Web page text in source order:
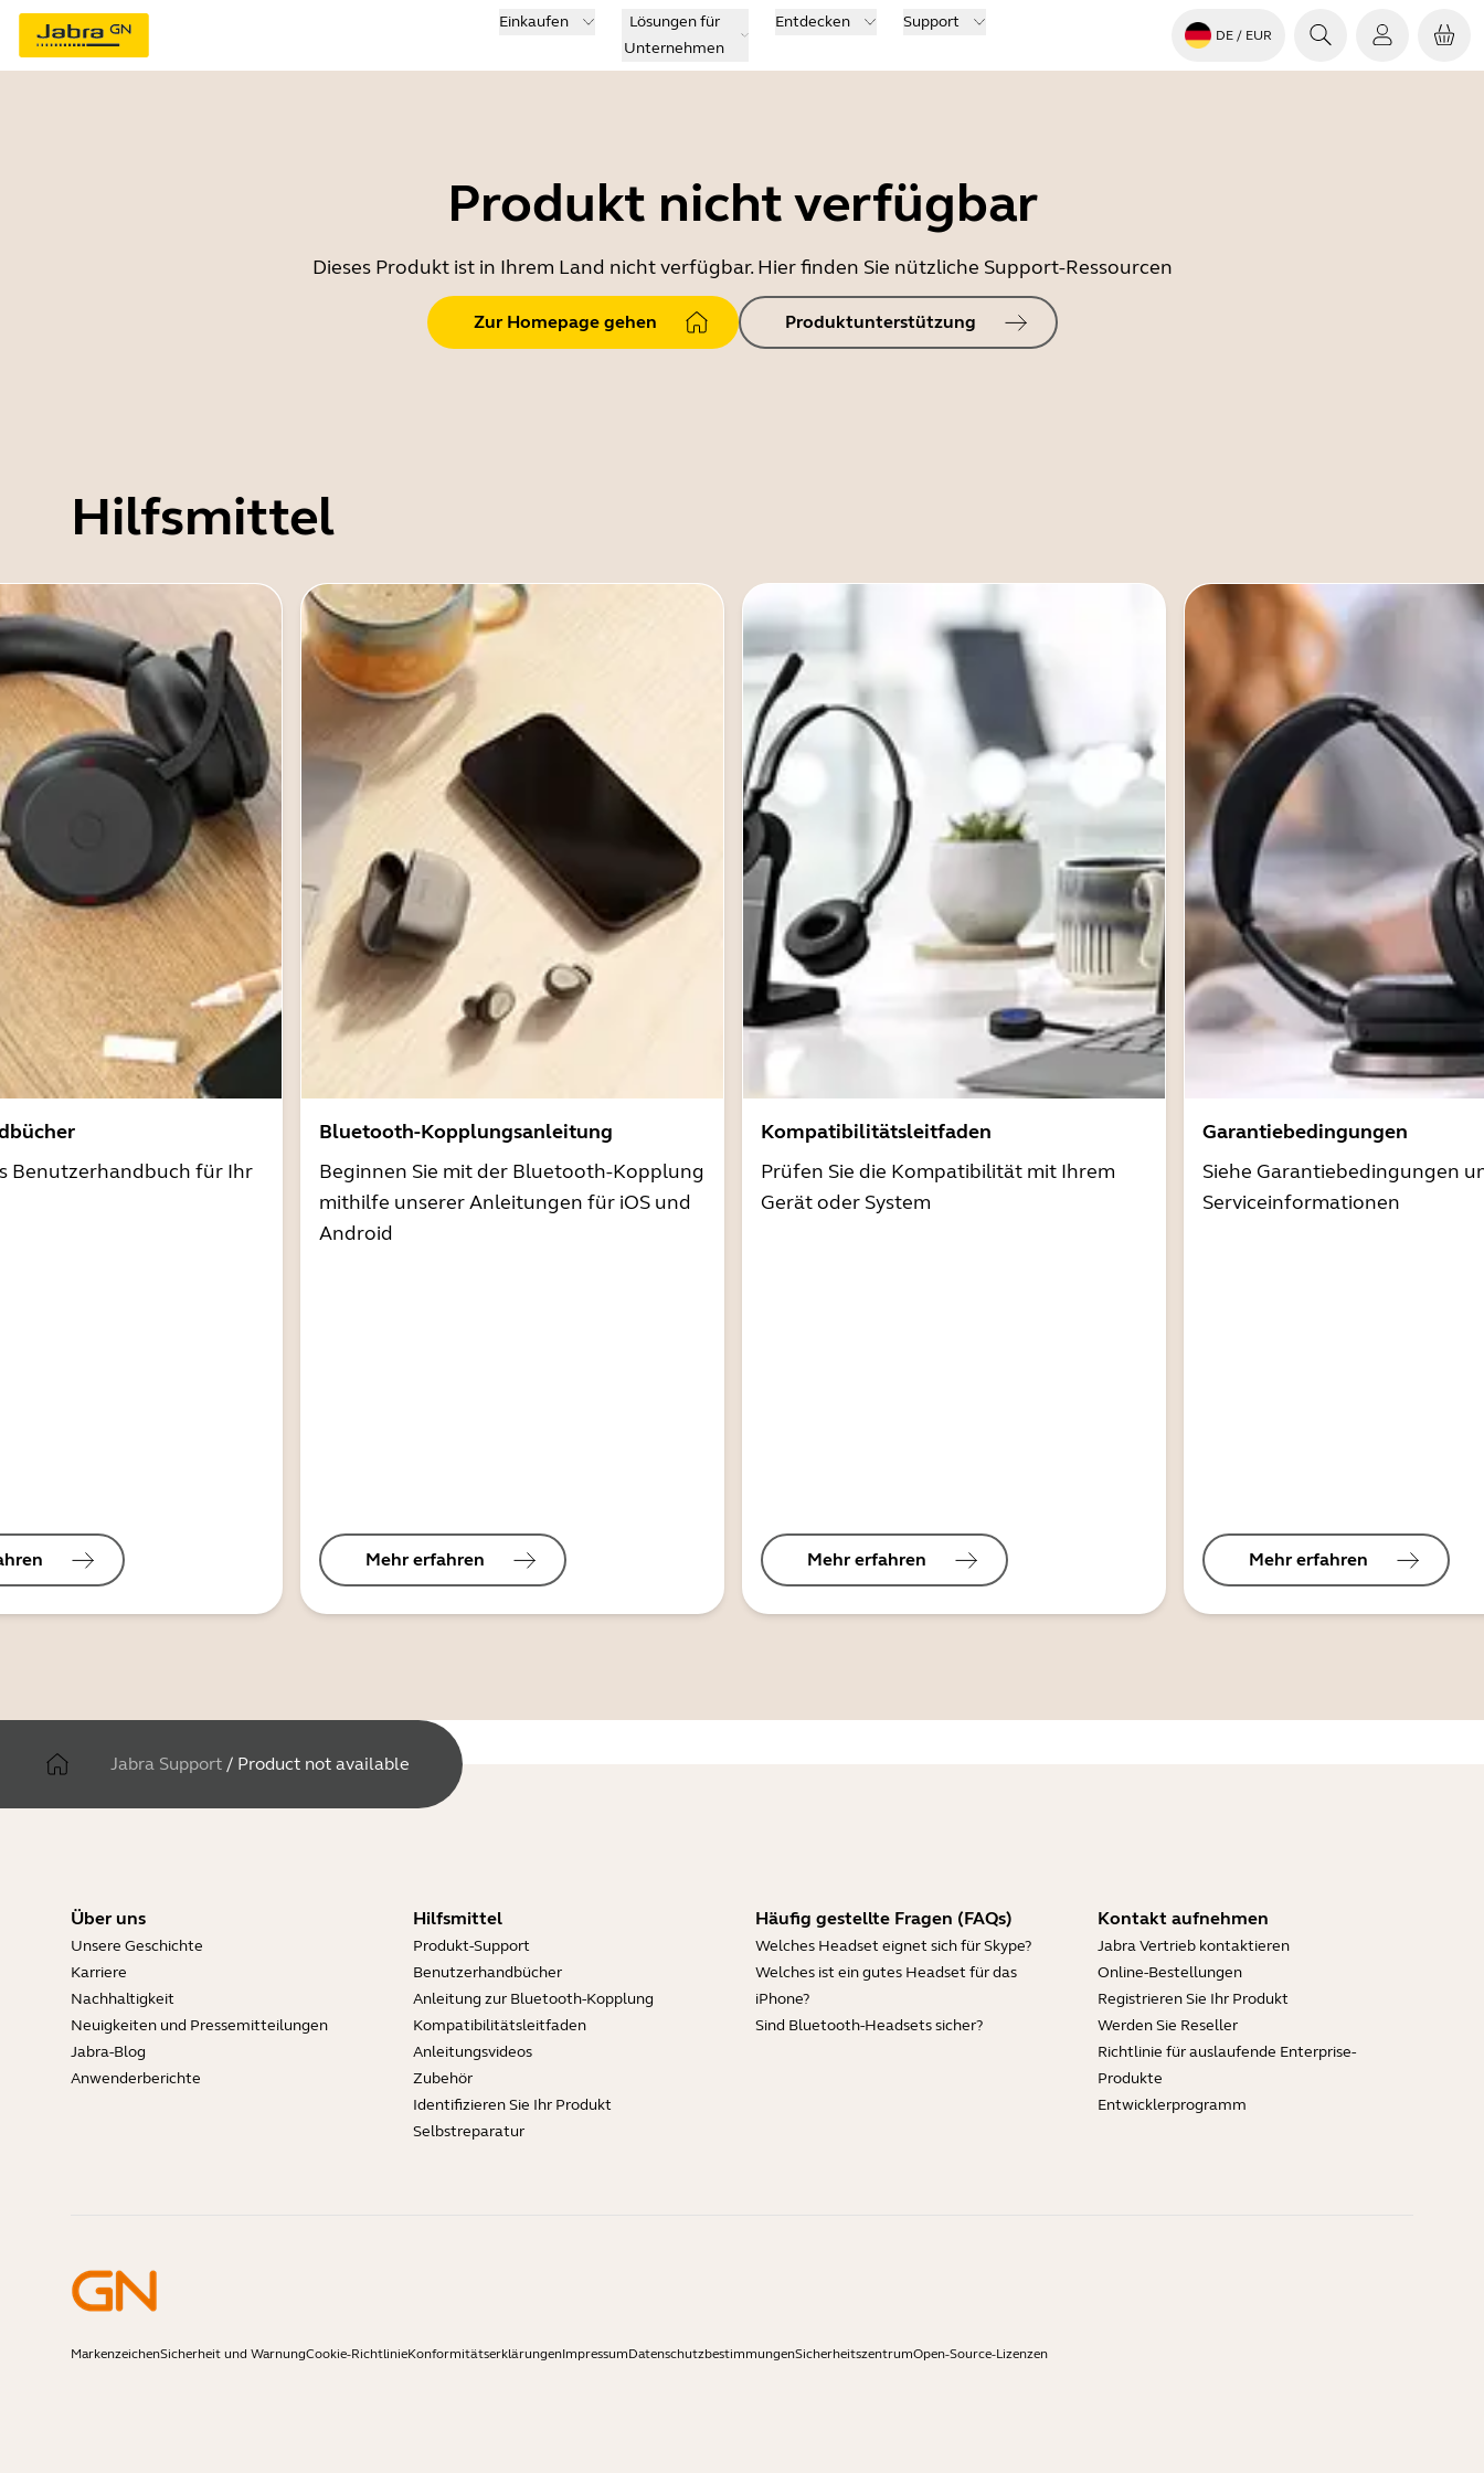
Einkaufen
Lösungen für
Unternehmen
Entdecken Support
DE / EUR
Produkt nicht verfügbar
Dieses Produkt ist in Ihrem Land nicht verfügbar. Hier finden Sie nützliche Support-Ressourcen
Zur Homepage gehen Produktunterstützung
Hilfsmittel
Benutzerhandbuch für Ihr
Bluetooth-Kopplungsanleitung
Beginnen Sie mit der Bluetooth-Kopplung
mithilfe unserer Anleitungen für iOS und
Android
Mehr erfahren
Kompatibilitätsleitfaden
Prüfen Sie die Kompatibilität mit Ihrem
Gerät oder System
Mehr erfahren
Garantiebedingungen
Siehe Garantiebedingungen
Serviceinformationen
Mehr erfahren
Jabra Support / Product not available
Über uns
Unsere Geschichte
Karriere
Nachhaltigkeit
Neuigkeiten und Pressemitteilungen
Jabra-Blog
Anwenderberichte
Hilfsmittel
Produkt-Support
Benutzerhandbücher
Anleitung zur Bluetooth-Kopplung
Kompatibilitätsleitfaden
Anleitungsvideos
Zubehör
Identifizieren Sie Ihr Produkt
Selbstreparatur
Häufig gestellte Fragen (FAQs)
Welches Headset eignet sich für Skype?
Welches ist ein gutes Headset für das
iPhone?
Sind Bluetooth-Headsets sicher?
Kontakt aufnehmen
Jabra Vertrieb kontaktieren
Online-Bestellungen
Registrieren Sie Ihr Produkt
Werden Sie Reseller
Richtlinie für auslaufende Enterprise-
Produkte
Entwicklerprogramm
MarkenzeichenSicherheit und WarnungCookie-RichtlinieKonformitätserklärungenImpressumDatenschutzbestimmungenSicherheitszentrumOpen-Source-Lizenzen